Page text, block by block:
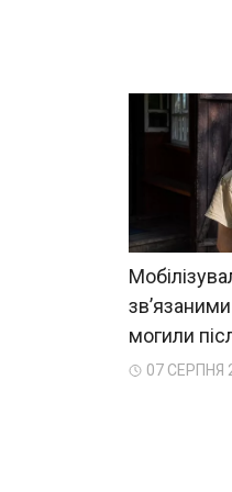
могили
07 СЕРПНЯ